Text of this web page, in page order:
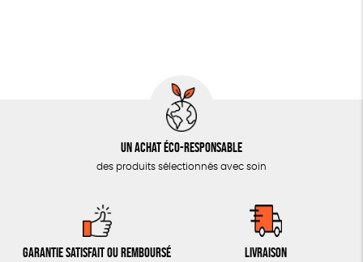
Un achat éco-responsable
des produits sélectionnés avec soin
Garantie satisfait ou remboursé Livraison